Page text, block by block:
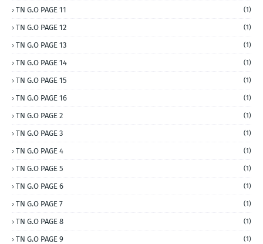
TN G.O PAGE 11 (1)
TN G.O PAGE 12 (1)
TN G.O PAGE 13 (1)
TN G.O PAGE 14 (1)
TN G.O PAGE 15 (1)
TN G.O PAGE 16 (1)
TN G.O PAGE 2 (1)
TN G.O PAGE 3 (1)
TN G.O PAGE 4 (1)
TN G.O PAGE 5 (1)
TN G.O PAGE 6 (1)
TN G.O PAGE 7 (1)
TN G.O PAGE 8 (1)
TN G.O PAGE 9 (1)